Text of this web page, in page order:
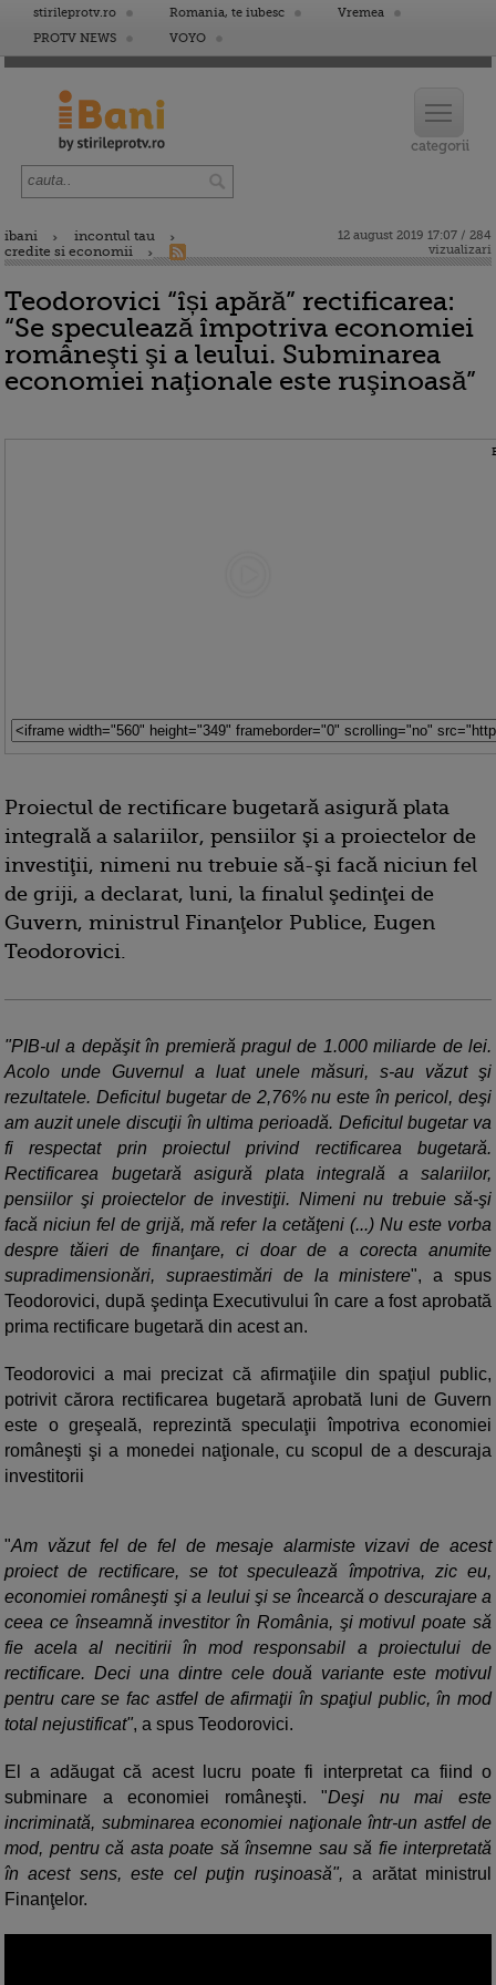
stirileprotv.ro Romania, te iubesc
Vremea
PROTV NEWS
VOYO
ibani
incontul tau
credite si economii
12 august 2019 17:07 / 284
vizualizari
Teodorovici “își apără” rectificarea:
“Se speculează împotriva economiei
româneşti şi a leului. Subminarea
economiei naţionale este ruşinoasă”
Proiectul de rectificare bugetară asigură plata
integrală a salariilor, pensiilor şi a proiectelor de
investiţii, nimeni nu trebuie să-şi facă niciun fel
de griji, a declarat, luni, la finalul şedinţei de
Guvern, ministrul Finanţelor Publice, Eugen
Teodorovici.
"PIB-ul a depăşit în premieră pragul de 1.000 miliarde de lei.
Acolo unde Guvernul a luat unele măsuri, s-au văzut şi
rezultatele. Deficitul bugetar de 2,76% nu este în pericol, deşi
am auzit unele discuţii în ultima perioadă. Deficitul bugetar va
fi respectat prin proiectul privind rectificarea bugetară.
Rectificarea bugetară asigură plata integrală a salariilor,
pensiilor şi proiectelor de investiţii. Nimeni nu trebuie să-şi
facă niciun fel de grijă, mă refer la cetăţeni (...) Nu este vorba
despre tăieri de finanţare, ci doar de a corecta anumite
supradimensionări, supraestimări de la ministere", a spus
Teodorovici, după şedinţa Executivului în care a fost aprobată
prima rectificare bugetară din acest an.
Teodorovici a mai precizat că afirmaţiile din spaţiul public,
potrivit cărora rectificarea bugetară aprobată luni de Guvern
este o greşeală, reprezintă speculaţii împotriva economiei
româneşti şi a monedei naţionale, cu scopul de a descuraja
investitorii
"Am văzut fel de fel de mesaje alarmiste vizavi de acest
proiect de rectificare, se tot speculează împotriva, zic eu,
economiei româneşti şi a leului şi se încearcă o descurajare a
ceea ce înseamnă investitor în România, şi motivul poate să
fie acela al necitirii în mod responsabil a proiectului de
rectificare. Deci una dintre cele două variante este motivul
pentru care se fac astfel de afirmaţii în spaţiul public, în mod
total nejustificat", a spus Teodorovici.
El a adăugat că acest lucru poate fi interpretat ca fiind o
subminare a economiei româneşti. "Deşi nu mai este
incriminată, subminarea economiei naţionale într-un astfel de
mod, pentru că asta poate să însemne sau să fie interpretată
în acest sens, este cel puţin ruşinoasă", a arătat ministrul
Finanţelor.